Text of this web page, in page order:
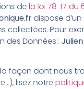
de la loi 78-17 du
dispose
collectées. Pour
des Données : Julien
la façon dont nous
lisez notre